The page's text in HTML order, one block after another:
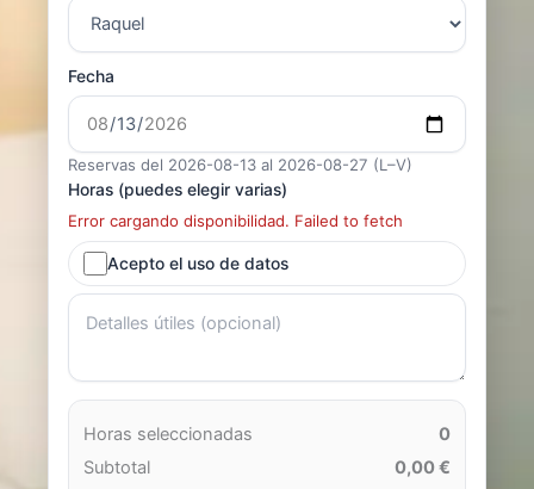
Fecha
Reservas del 2026-08-13 al 2026-08-27 (L–V)
Horas (puedes elegir varias)
Error cargando disponibilidad. Failed to fetch
Acepto el uso de datos
Horas seleccionadas
0
Subtotal
0,00 €